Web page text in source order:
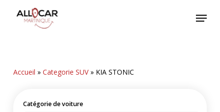
Menu
Accueil » Categorie SUV» KIA STONIC
Catégorie de voiture